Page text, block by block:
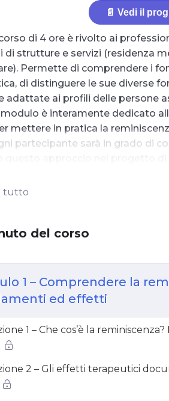
📄 Vedi il
di 4 ore è rivolto ai
strutture e servizi (residenza
Permette di comprendere i
di distinguere le sue diverse
adattate ai profili delle persone
modulo è interamente dedicato
mettere in pratica la
partecipante sarà in grado di
tutto
del corso
1 – Comprendere la
ed effetti
1 – Che cos’è la
2 – Gli effetti terapeutici